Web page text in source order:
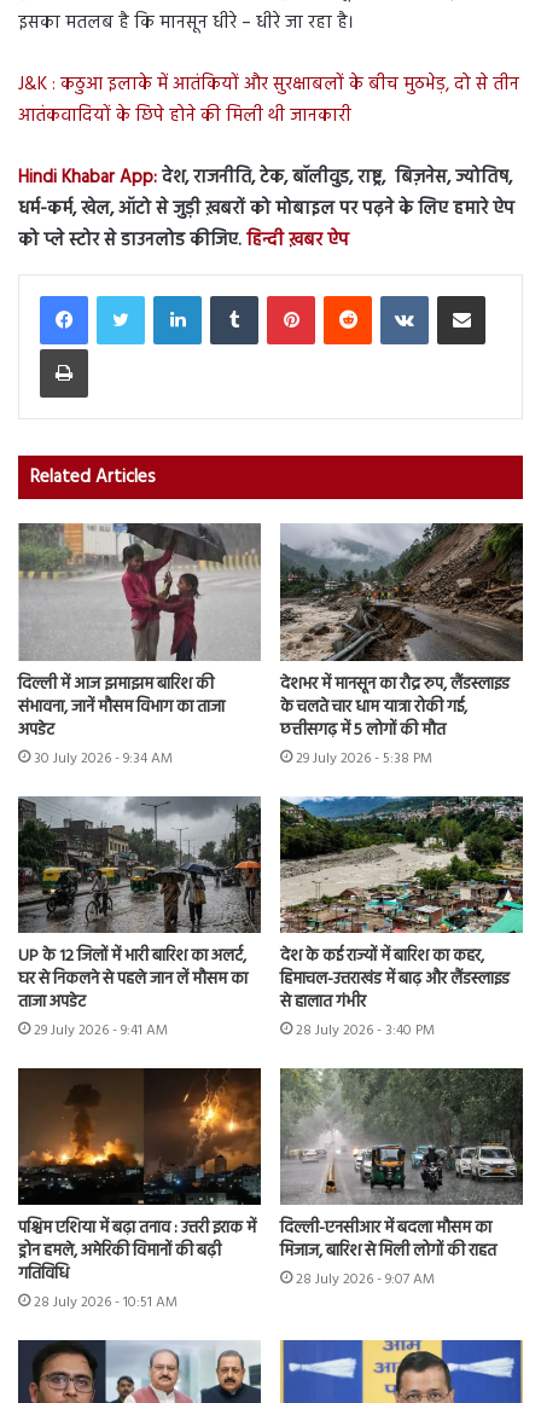
इसका मतलब है कि मानसून धीरे – धीरे जा रहा है।
J&K : कठुआ इलाके में आतंकियों और सुरक्षाबलों के बीच मुठभेड़, दो से तीन
आतंकवादियों के छिपे होने की मिली थी जानकारी
Hindi Khabar App:देश, राजनीति, टेक, बॉलीवुड, राष्ट्र, बिज़नेस, ज्योतिष,
धर्म-कर्म, खेल, ऑटो से जुड़ी ख़बरों को मोबाइल पर पढ़ने के लिए हमारे ऐप
को प्ले स्टोर से डाउनलोड कीजिए.हिन्दी ख़बर ऐप
LinkedInTumblr PinterestReddit VKontakteShare via Email
Print
Related Articles
दिल्ली में आज झमाझम बारिश की
संभावना, जानें मौसम विभाग का ताजा
अपडेट
30 July 2026 - 9:34 AM
देशभर में मानसून का रौद्र रुप, लैंडस्लाइड
के चलते चार धाम यात्रा रोकी गई,
छत्तीसगढ़ में 5 लोगों की मौत
29 July 2026 - 5:38 PM
UP के 12 जिलों में भारी बारिश का अलर्ट,
घर से निकलने से पहले जान लें मौसम का
ताजा अपडेट
29 July 2026 - 9:41 AM
देश के कई राज्यों में बारिश का कहर,
हिमाचल-उत्तराखंड में बाढ़ और लैंडस्लाइड
से हालात गंभीर
28 July 2026 - 3:40 PM
पश्चिम एशिया में बढ़ा तनाव : उत्तरी इराक में
ड्रोन हमले, अमेरिकी विमानों की बढ़ी
गतिविधि
28 July 2026 - 10:51 AM
दिल्ली-एनसीआर में बदला मौसम का
मिजाज, बारिश से मिली लोगों की राहत
28 July 2026 - 9:07 AM